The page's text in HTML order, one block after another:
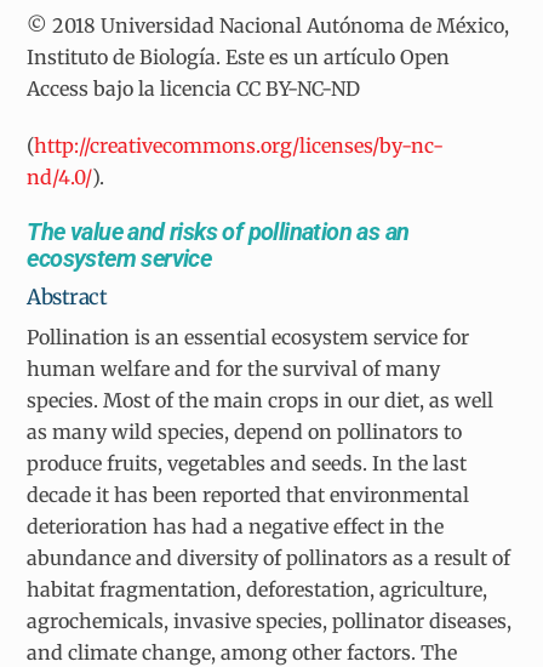
© 2018 Universidad Nacional Autónoma de México,
Instituto de Biología. Este es un artículo Open
Access bajo la licencia CC BY-NC-ND
(http://creativecommons.org/licenses/by-nc-
nd/4.0/).
The value and risks of pollination as an
ecosystem service
Abstract
Pollination is an essential ecosystem service for
human welfare and for the survival of many
species. Most of the main crops in our diet, as well
as many wild species, depend on pollinators to
produce fruits, vegetables and seeds. In the last
decade it has been reported that environmental
deterioration has had a negative effect in the
abundance and diversity of pollinators as a result of
habitat fragmentation, deforestation, agriculture,
agrochemicals, invasive species, pollinator diseases,
and climate change, among other factors. The